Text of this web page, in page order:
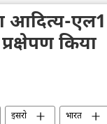
आदित्य-
किया
इसरो भारत